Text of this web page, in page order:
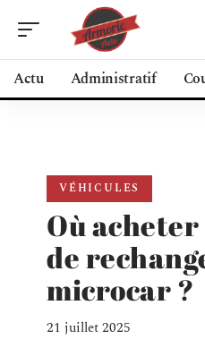
Actu Administratif
VÉHICULES
Où acheter
de
microcar ?
21 juillet 2025